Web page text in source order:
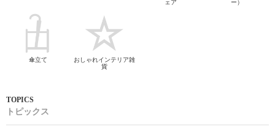
ェア
ー）
傘立て
おしゃれインテリア雑
貨
トピックス